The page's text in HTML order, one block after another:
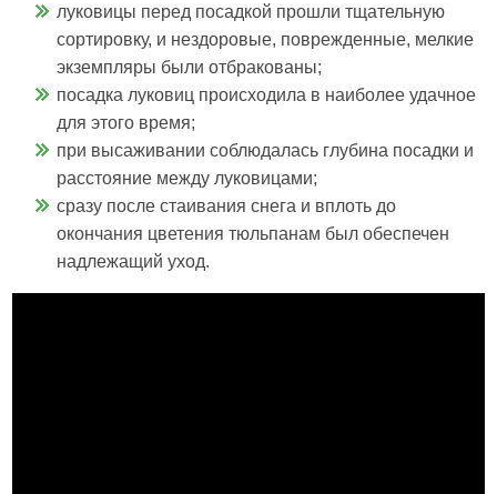
луковицы перед посадкой прошли тщательную
сортировку, и нездоровые, поврежденные, мелкие
экземпляры были отбракованы;
посадка луковиц происходила в наиболее удачное
для этого время;
при высаживании соблюдалась глубина посадки и
расстояние между луковицами;
сразу после стаивания снега и вплоть до
окончания цветения тюльпанам был обеспечен
надлежащий уход.